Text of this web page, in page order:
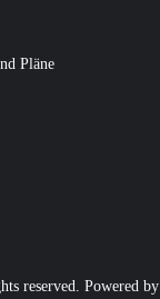
Pläne
reserved. Powered by